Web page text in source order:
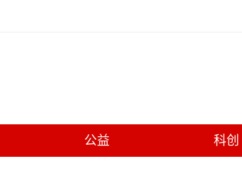
公益 科创